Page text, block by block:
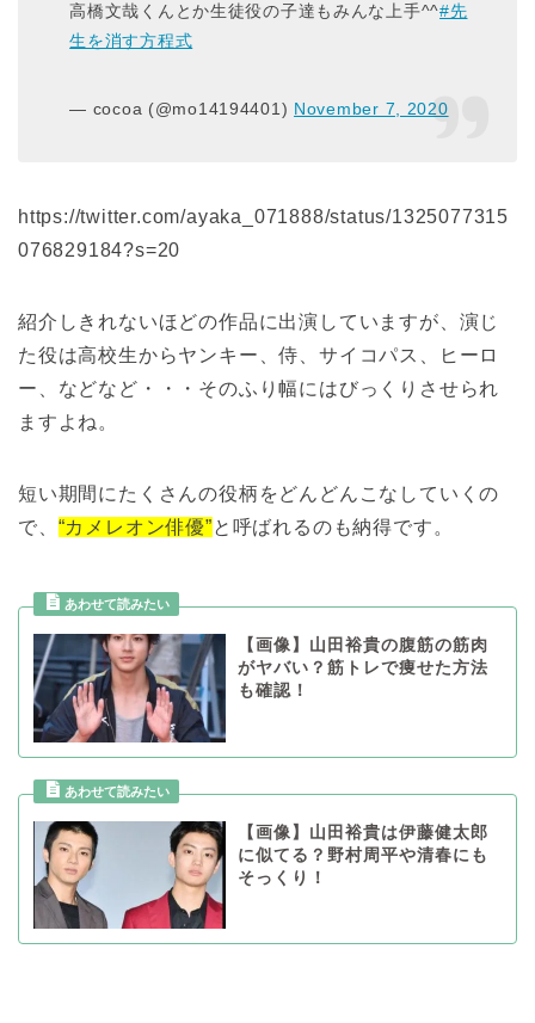
高橋文哉くんとか生徒役の子達もみんな上手^^#先
生を消す方程式
— cocoa (@mo14194401) November 7, 2020
https://twitter.com/ayaka_071888/status/1325077315
076829184?s=20
紹介しきれないほどの作品に出演していますが、演じ
た役は高校生からヤンキー、侍、サイコパス、ヒーロ
ー、などなど・・・そのふり幅にはびっくりさせられ
ますよね。
短い期間にたくさんの役柄をどんどんこなしていくの
で、 “カメレオン俳優”と呼ばれるのも納得です。
【画像】山田裕貴の腹筋の筋肉
がヤバい？筋トレで痩せた方法
も確認！
【画像】山田裕貴は伊藤健太郎
に似てる？野村周平や清春にも
そっくり！